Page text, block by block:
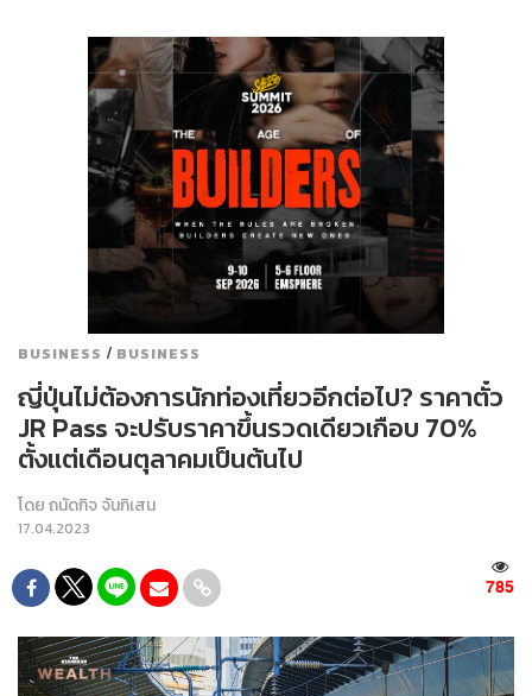
BUSINESS / BUSINESS
ญี่ปุ่นไม่ต้องการนักท่องเที่ยวอีกต่อไป? ราคาตั๋ว
JR Pass จะปรับราคาขึ้นรวดเดียวเกือบ 70%
ตั้งแต่เดือนตุลาคมเป็นต้นไป
โดยถนัดกิจ จันกิเสน
17.04.2023
785